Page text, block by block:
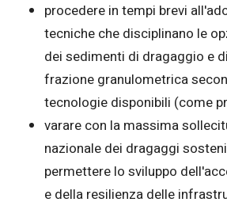
procedere in tempi brevi
tecniche che disciplinano le
dei sedimenti di dragaggio e
frazione granulometrica
tecnologie disponibili (come
varare con la massima
nazionale dei dragaggi
permettere lo sviluppo
e della resilienza delle